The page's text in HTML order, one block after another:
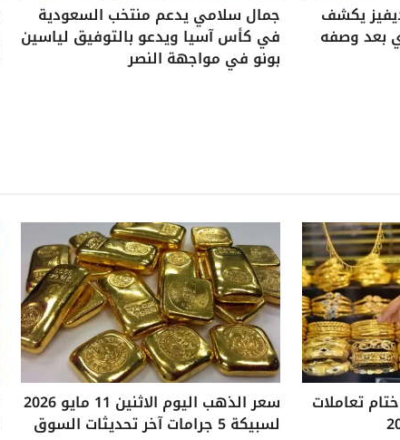
يكشف
بعد وصفه
جمال سلامي يدعم منتخب السعودية
في كأس آسيا ويدعو بالتوفيق لياسين
بونو في مواجهة النصر
تعاملات سعر الذهب اليوم الاثنين 11 مايو 2026
لسبيكة 5 جرامات آخر تحديثات السوق